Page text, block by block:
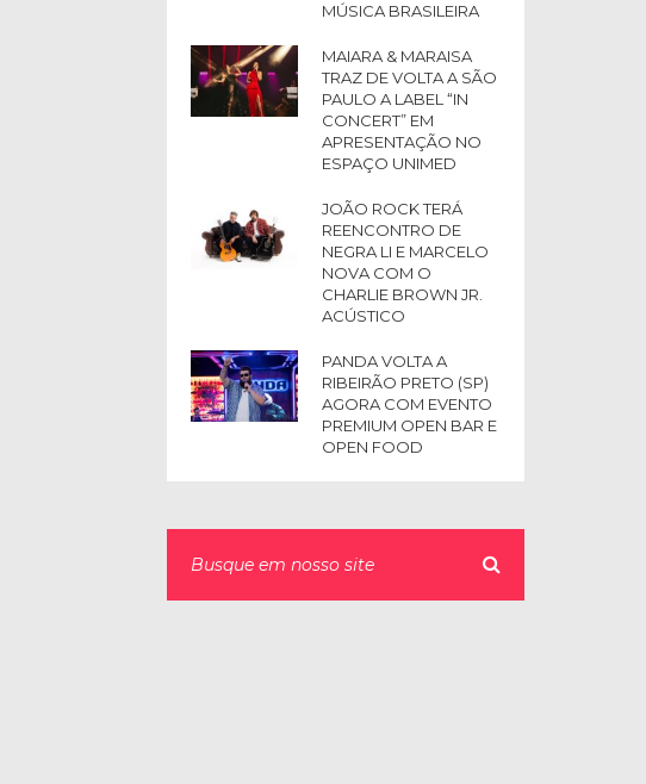
MÚSICA BRASILEIRA
MAIARA & MARAISA
TRAZ DE VOLTA A SÃO
PAULO A LABEL “IN
CONCERT” EM
APRESENTAÇÃO NO
ESPAÇO UNIMED
JOÃO ROCK TERÁ
REENCONTRO DE
NEGRA LI E MARCELO
NOVA COM O
CHARLIE BROWN JR.
ACÚSTICO
PANDA VOLTA A
RIBEIRÃO PRETO (SP)
AGORA COM EVENTO
PREMIUM OPEN BAR E
OPEN FOOD